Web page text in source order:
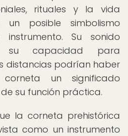
rituales y la vida
un posible simbolismo
Su sonido
su capacidad para
distancias podrían haber
un significado
su función práctica.
la corneta prehistórica
como un instrumento